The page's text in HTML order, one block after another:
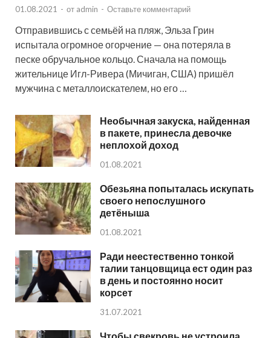
01.08.2021 - от admin - Оставьте комментарий
Отправившись с семьёй на пляж, Эльза Грин
испытала огромное огорчение — она потеряла в
песке обручальное кольцо. Сначала на помощь
жительнице Игл-Ривера (Мичиган, США) пришёл
мужчина с металлоискателем, но его …
Необычная закуска, найденная
в пакете, принесла девочке
неплохой доход
01.08.2021
Обезьяна попыталась искупать
своего непослушного
детёныша
01.08.2021
Ради неестественно тонкой
талии танцовщица ест один раз
в день и постоянно носит
корсет
31.07.2021